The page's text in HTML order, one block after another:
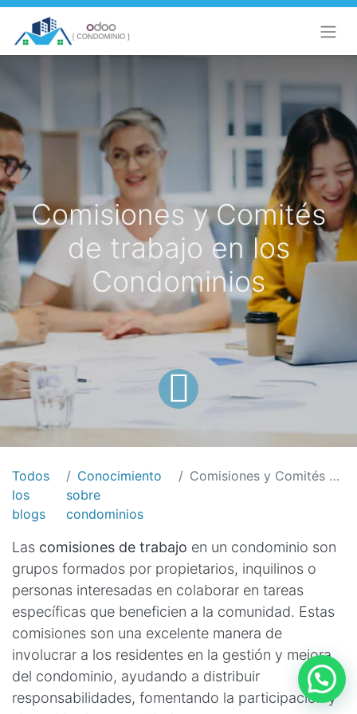
Comisiones y Comités
de trabajo en los
Condominios
Todos
los
blogs
Conocimiento
sobre
condominios
Comisiones y Comités de trabajo en los Condominios
Las comisiones de trabajo en un condominio son
grupos formados por propietarios, inquilinos o
personas interesadas en colaborar en tareas
específicas que beneficien a la comunidad. Estas
comisiones son una excelente manera de
involucrar a los residentes en la gestión y mejora
del condominio, ayudando a distribuir
responsabilidades, fomentando la participación y